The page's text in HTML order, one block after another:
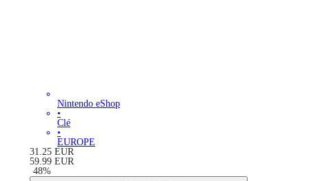
Nintendo eShop
•
Clé
•
EUROPE
31.25 EUR
59.99 EUR
-48%